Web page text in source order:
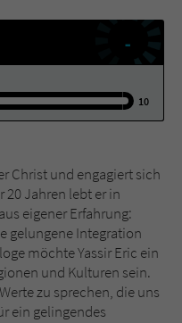
-
10
Christ und engagiert sich
Jahren lebt er in
eigener Erfahrung:
gelungene Integration
möchte Yassir Eric ein
und Kulturen sein.
zu sprechen, die uns
ein gelingendes
GmbH & Co. KG
GmbH & Co. KG